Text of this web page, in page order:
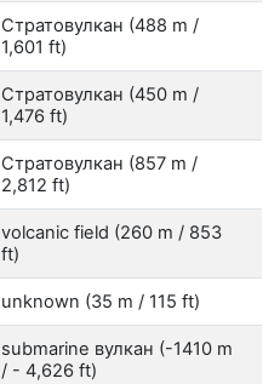
Стратовулкан (488 m /
1,601 ft)
Стратовулкан (450 m /
1,476 ft)
Стратовулкан (857 m /
2,812 ft)
volcanic field (260 m / 853
ft)
unknown (35 m / 115 ft)
submarine вулкан (-1410 m
/ - 4,626 ft)